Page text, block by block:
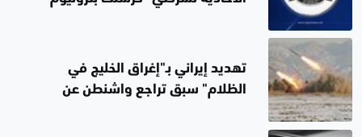
تهديد إيراني بـ"إغراق الخليج في
الظلام" سبق تراجع واشنطن عن